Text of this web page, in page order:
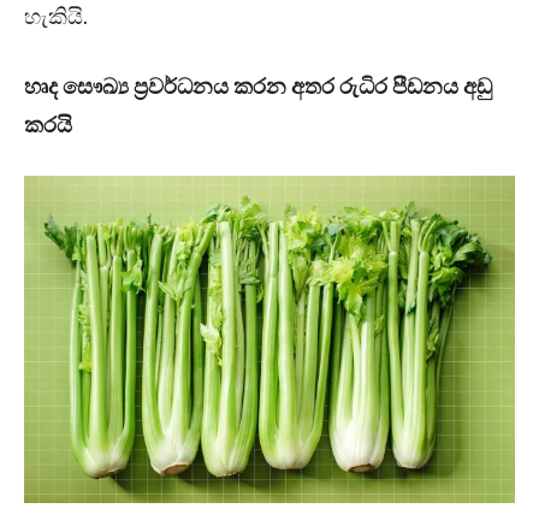
හැකියි.
හෘද සෞඛ්‍ය ප්‍රවර්ධනය කරන අතර රුධිර පීඩනය අඩු
කරයි